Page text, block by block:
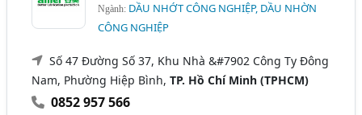
Ngành: DẦU NHỚT CÔNG NGHIỆP, DẦU NHỜN
CÔNG NGHIỆP
Số 47 Đường Số 37, Khu Nhà &#7902 Công Ty Đông
Nam, Phường Hiệp Bình,TP. Hồ Chí Minh (TPHCM)
0852 957 566